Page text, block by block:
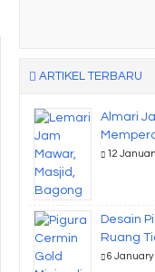
ARTIKEL TERBARU
Almari
12
Desain
Ruang
6 January